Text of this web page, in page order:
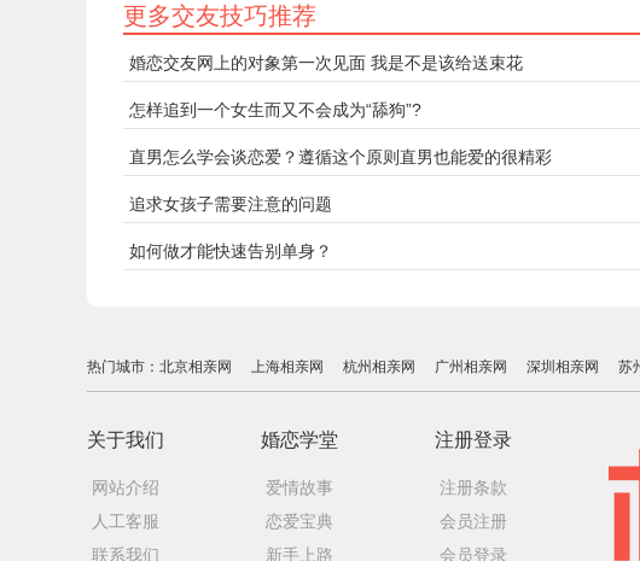
更多交友技巧推荐
婚恋交友网上的对象第一次见面 我是不是该给送束花
怎样追到一个女生而又不会成为“舔狗”?
直男怎么学会谈恋爱？遵循这个原则直男也能爱的很精彩
追求女孩子需要注意的问题
如何做才能快速告别单身？
热门城市： 北京相亲网 上海相亲网 杭州相亲网 广州相亲网 深圳相亲网 苏
关于我们
网站介绍
人工客服
联系我们
婚恋学堂
爱情故事
恋爱宝典
新手上路
注册登录
注册条款
会员注册
会员登录